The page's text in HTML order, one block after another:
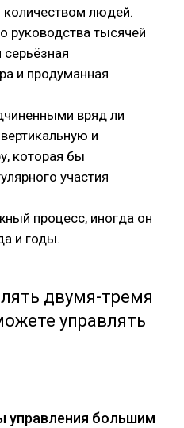
количеством людей.
руководства тысячей
серьёзная
и продуманная
вряд ли
и
которая бы
участия
процесс, иногда он
и годы.
двумя-тремя
управлять
управления большим